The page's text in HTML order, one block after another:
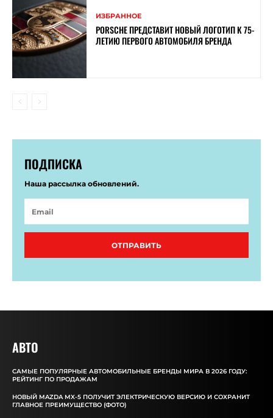
ИЗБРАННОЕ
PORSCHE ПРЕДСТАВИТ НОВЫЙ ЛОГОТИП К 75-
ЛЕТИЮ ПЕРВОГО АВТОМОБИЛЯ БРЕНДА
ПОДПИСКА
Наша рассылка обновлений.
ОТПРАВИТЬ
АВТО
САМЫЕ ПОПУЛЯРНЫЕ АВТОМОБИЛЬНЫЕ БРЕНДЫ МИРА В 2026 ГОДУ:
РЕЙТИНГ ПО ПРОДАЖАМ
НОВЫЙ MAZDA MX-5 ПОЛУЧИТ ЭЛЕКТРИЧЕСКУЮ ВЕРСИЮ И СОХРАНИТ
ГЛАВНОЕ ПРЕИМУЩЕСТВО (ФОТО)